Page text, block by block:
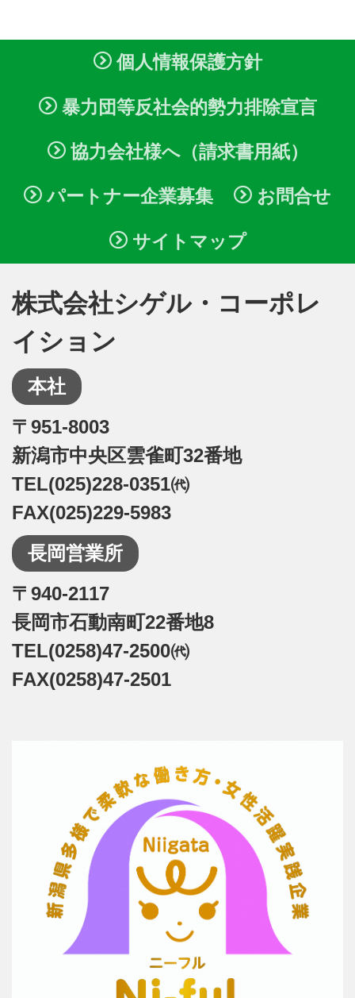
個人情報保護方針
暴力団等反社会的勢力排除宣言
協力会社様へ（請求書用紙）
パートナー企業募集 お問合せ
サイトマップ
株式会社シゲル・コーポレ
イション
本社
〒951-8003
新潟市中央区雲雀町32番地
TEL(025)228-0351㈹
FAX(025)229-5983
長岡営業所
〒940-2117
長岡市石動南町22番地8
TEL(0258)47-2500㈹
FAX(0258)47-2501